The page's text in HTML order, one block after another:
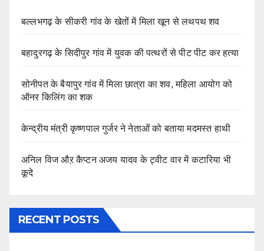
बल्लभगढ़ के सीकरी गांव के खेतों में मिला खून से लथपथ शव
बहादुरगढ़ के सिदीपुर गांव में युवक की पत्थरों से पीट पीट कर हत्या
सोनीपत के बैयापुर गांव में मिला छात्रा का शव, महिला आयोग को
ऑनर किलिंग का शक
केन्द्रीय मंत्री कृष्णपाल गुर्जर ने नेताओं को बताया मदमस्त हाथी
अनिल विज औऱ कैप्टन अजय यादव के ट्वीट वार में कटारिया भी
कूदे
RECENT POSTS